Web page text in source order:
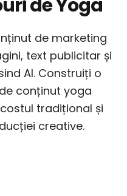
de Yoga
de marketing
text publicitar și
AI. Construiți o
conținut yoga
tradițional și
creative.